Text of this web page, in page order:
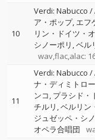
10
Verdi: Nabucco /
ア・ポップ エフ
リン・ドイツ・
シノーポリ ベル
wav,flac,alac:
11
Verdi: Nabucco /
ナ・ディミトロ
ンコ プラシド・
チルリ ベルリン
ジュゼッペ・シ
オペラ合唱団